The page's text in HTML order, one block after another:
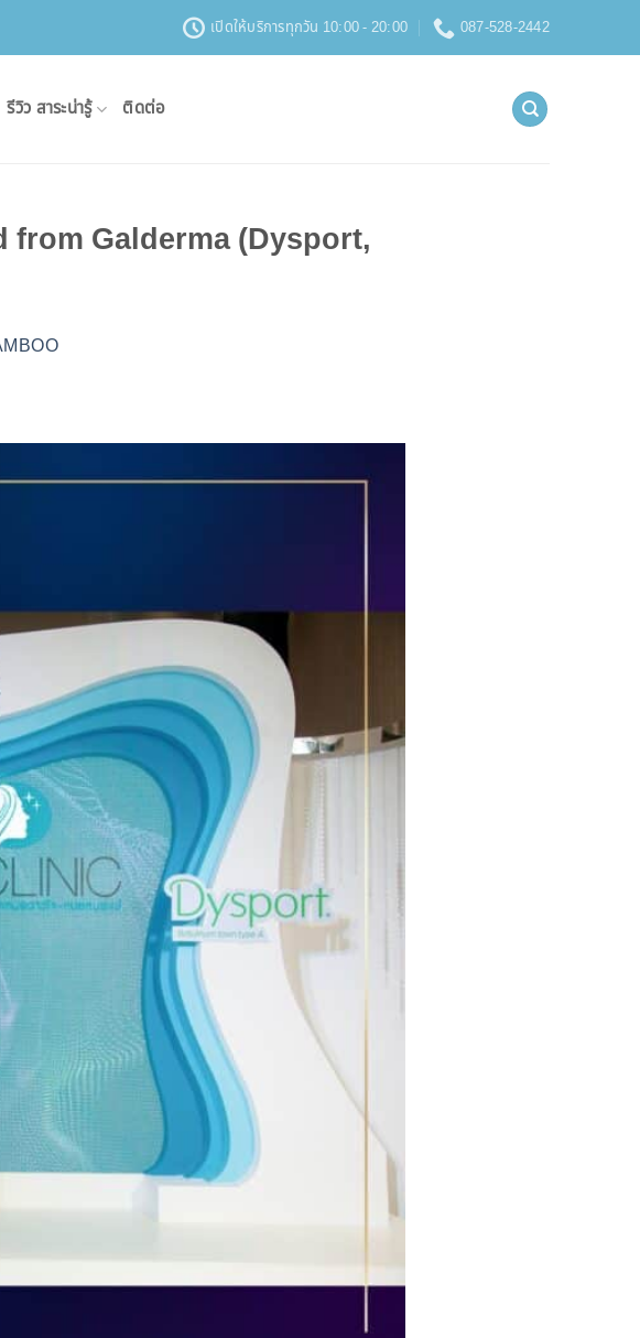
เปิดให้บริการทุกวัน 10:00 - 20:00 087-528-2442
รีวิว สาระน่ารู้ ติดต่อ
from Galderma (Dysport,